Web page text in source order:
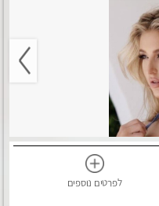
לפרטים נוספים